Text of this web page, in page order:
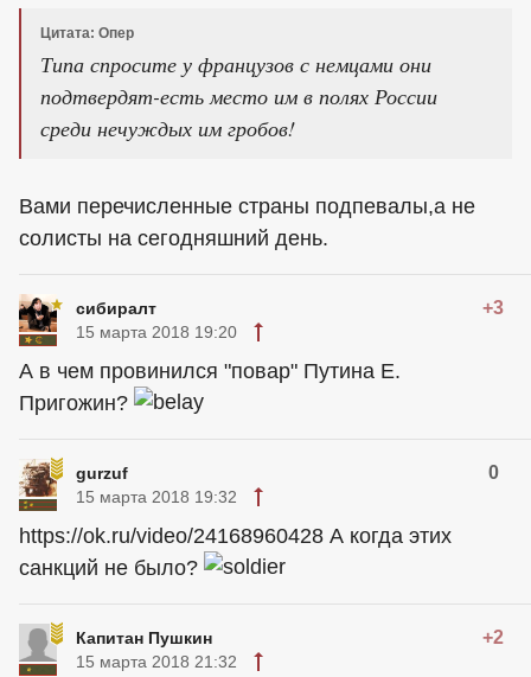
Цитата: Опер
Типа спросите у французов с немцами они
подтвердят-есть место им в полях России
среди нечуждых им гробов!
Вами перечисленные страны подпевалы,а не
солисты на сегодняшний день.
сибиралт +3
15 марта 2018 19:20
А в чем провинился "повар" Путина Е.
Пригожин?
gurzuf 0
15 марта 2018 19:32
https://ok.ru/video/24168960428 А когда этих
санкций не было?
Капитан Пушкин +2
15 марта 2018 21:32